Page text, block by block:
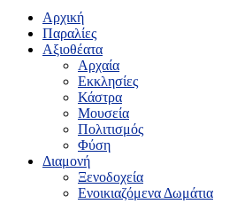
Αρχική
Παραλίες
Αξιοθέατα
Αρχαία
Εκκλησίες
Κάστρα
Μουσεία
Πολιτισμός
Φύση
Διαμονή
Ξενοδοχεία
Ενοικιαζόμενα Δωμάτια